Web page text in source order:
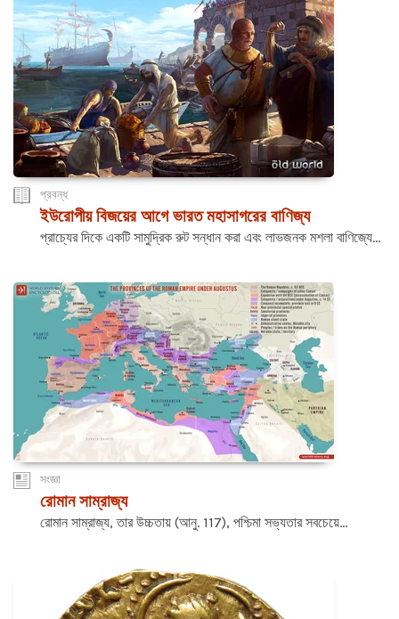
প্রবন্ধ
ইউরোপীয় বিজয়ের আগে ভারত মহাসাগরের বাণিজ্য
প্রাচ্যের দিকে একটি সামুদ্রিক রুট সন্ধান করা এবং লাভজনক মশলা বাণিজ্যে...
সংজ্ঞা
রোমান সাম্রাজ্য
রোমান সাম্রাজ্য, তার উচ্চতায় (আনু. 117), পশ্চিমা সভ্যতার সবচেয়ে...